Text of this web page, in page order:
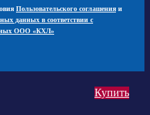
Купить
Пользовательского соглашения и
данных в соответствии с
ООО «КХЛ»